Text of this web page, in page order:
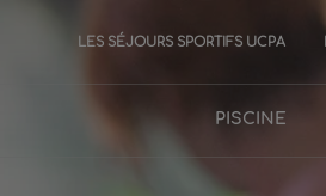
LES SÉJOURS SPORTIFS UCPA
PISCINE